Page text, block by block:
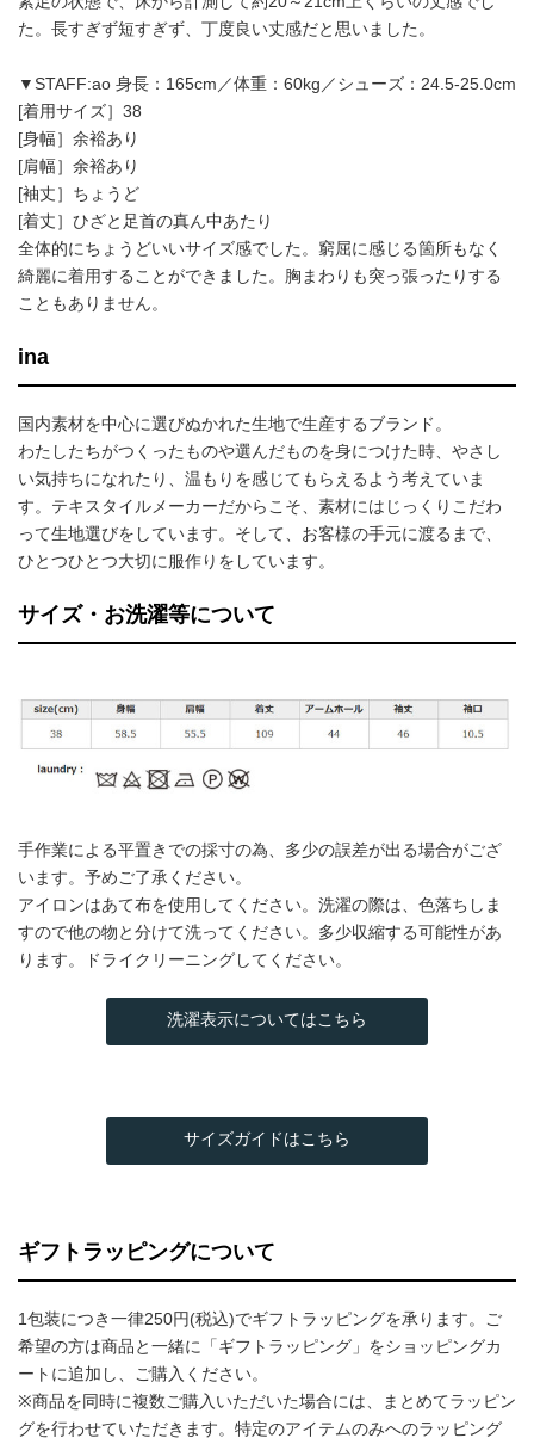
た。長すぎず短すぎず、丁度良い丈感だと思いました。
▼STAFF:ao 身長：165cm／体重：60kg／シューズ：24.5-25.0cm
[着用サイズ］38
[身幅］余裕あり
[肩幅］余裕あり
[袖丈］ちょうど
[着丈］ひざと足首の真ん中あたり
全体的にちょうどいいサイズ感でした。窮屈に感じる箇所もなく
綺麗に着用することができました。胸まわりも突っ張ったりする
こともありません。
ina
国内素材を中心に選びぬかれた生地で生産するブランド。
わたしたちがつくったものや選んだものを身につけた時、やさし
い気持ちになれたり、温もりを感じてもらえるよう考えていま
す。テキスタイルメーカーだからこそ、素材にはじっくりこだわ
って生地選びをしています。そして、お客様の手元に渡るまで、
ひとつひとつ大切に服作りをしています。
サイズ・お洗濯等について
手作業による平置きでの採寸の為、多少の誤差が出る場合がござ
います。予めご了承ください。
アイロンはあて布を使用してください。洗濯の際は、色落ちしま
すので他の物と分けて洗ってください。多少収縮する可能性があ
ります。ドライクリーニングしてください。
洗濯表示についてはこちら
サイズガイドはこちら
ギフトラッピングについて
1包装につき一律250円(税込)でギフトラッピングを承ります。ご
希望の方は商品と一緒に「ギフトラッピング」をショッピングカ
ートに追加し、ご購入ください。
※商品を同時に複数ご購入いただいた場合には、まとめてラッピン
グを行わせていただきます。特定のアイテムのみへのラッピング